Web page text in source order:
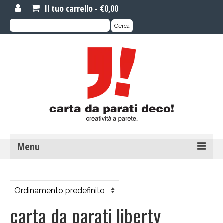
Il tuo carrello - €0,00
Cerca: Cerca
Menu
Carta da parati novità
Carta da parati su misura
carta da parati liberty